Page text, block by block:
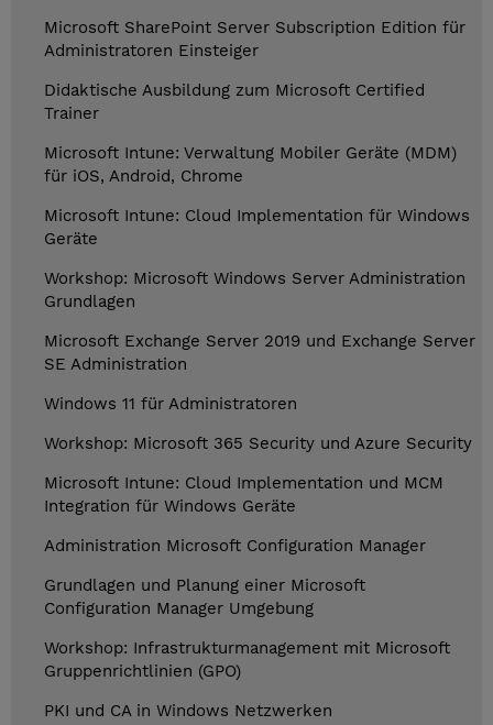
Microsoft SharePoint Server Subscription Edition für
Administratoren Einsteiger
Didaktische Ausbildung zum Microsoft Certified
Trainer
Microsoft Intune: Verwaltung Mobiler Geräte (MDM)
für iOS, Android, Chrome
Microsoft Intune: Cloud Implementation für Windows
Geräte
Workshop: Microsoft Windows Server Administration
Grundlagen
Microsoft Exchange Server 2019 und Exchange Server
SE Administration
Windows 11 für Administratoren
Workshop: Microsoft 365 Security und Azure Security
Microsoft Intune: Cloud Implementation und MCM
Integration für Windows Geräte
Administration Microsoft Configuration Manager
Grundlagen und Planung einer Microsoft
Configuration Manager Umgebung
Workshop: Infrastrukturmanagement mit Microsoft
Gruppenrichtlinien (GPO)
PKI und CA in Windows Netzwerken